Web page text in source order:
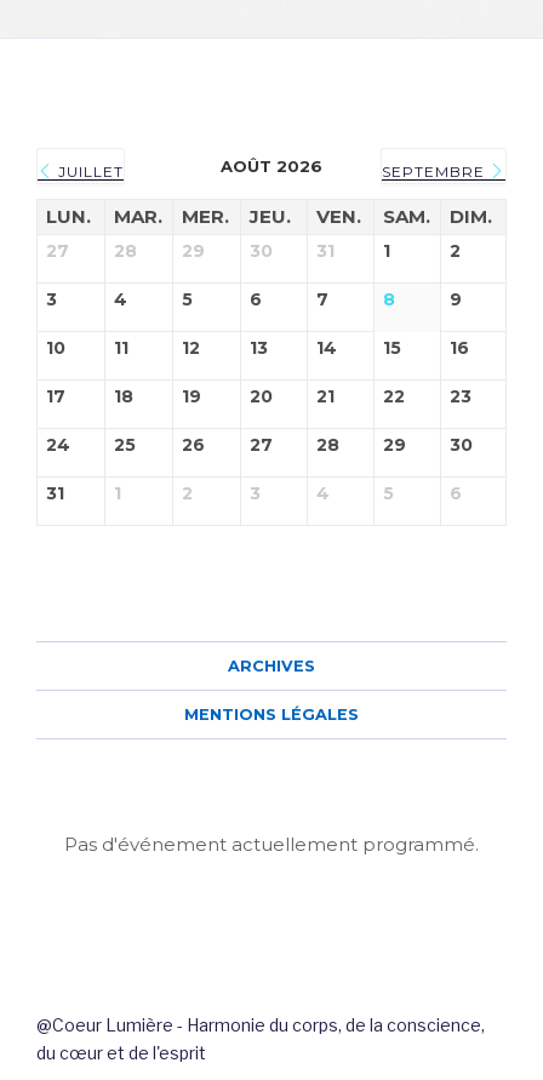
JUILLET AOÛT 2026 SEPTEMBRE
LUN. MAR. MER. JEU. VEN. SAM. DIM.
27 28 29 30 31 1 2
3 4 5 6 7 8 9
10 11 12 13 14 15 16
17 18 19 20 21 22 23
24 25 26 27 28 29 30
31 1 2 3 4 5 6
ARCHIVES
MENTIONS LÉGALES
Pas d'événement actuellement programmé.